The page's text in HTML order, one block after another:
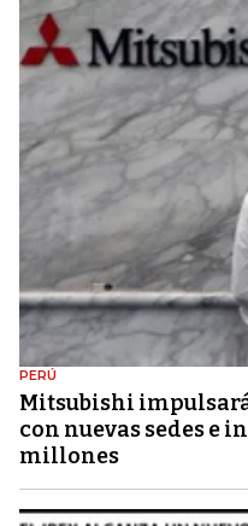
PERÚ
Mitsubishi
con nuevas sedes e
millones